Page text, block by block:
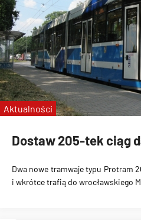
Dostaw 205-tek ciąg
Dwa nowe tramwaje typu Protram
i wkrótce trafią do wrocławskiego
Aktualności